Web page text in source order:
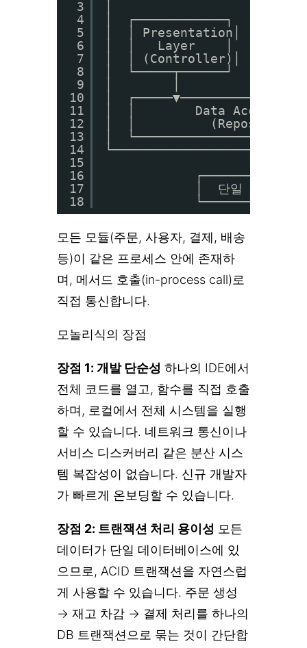
3
4
5
6
7
8
9
10
11
12
13
14
15
16
17
18
│  ┌────────────┐
│  │ Presentation│  │
│  │   Layer    │  │
│  │ (Controller)│  │
│  └─────┬──────┘
│
│  │        Data Access
│  │          (Repository)
│
│  단일 데이터베
모든 모듈(주문, 사용자, 결제, 배송
등)이 같은 프로세스 안에 존재하
며, 메서드 호출(in-process call)로
직접 통신합니다.
모놀리식의 장점
장점 1: 개발 단순성 하나의 IDE에서
전체 코드를 열고, 함수를 직접 호출
하며, 로컬에서 전체 시스템을 실행
할 수 있습니다. 네트워크 통신이나
서비스 디스커버리 같은 분산 시스
템 복잡성이 없습니다. 신규 개발자
가 빠르게 온보딩할 수 있습니다.
장점 2: 트랜잭션 처리 용이성 모든
데이터가 단일 데이터베이스에 있
으므로, ACID 트랜잭션을 자연스럽
게 사용할 수 있습니다. 주문 생성
→ 재고 차감 → 결제 처리를 하나의
DB 트랜잭션으로 묶는 것이 간단합